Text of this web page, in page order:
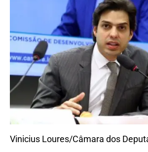
Vinicius Loures/Câmara dos